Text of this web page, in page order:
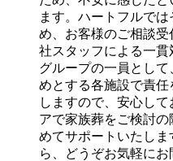
ます。ハートフルで
め、お客様のご相談
社スタッフによる一
グループの一員とし
めとする各施設で責
しますので、安心し
アで家族葬をご検討
めてサポートいたし
ら、どうぞお気軽にお